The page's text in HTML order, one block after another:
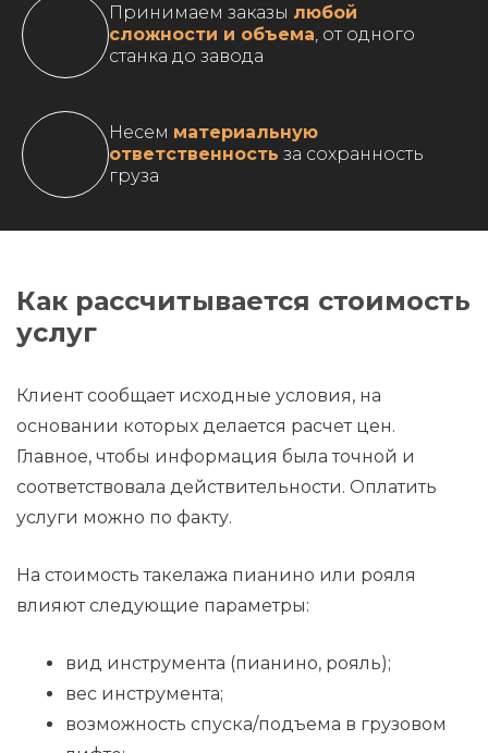
Принимаем заказы любой
сложности и объема , от одного
станка до завода
Несем материальную
ответственность за сохранность
груза
Как рассчитывается стоимость
услуг
Клиент сообщает исходные условия, на
основании которых делается расчет цен.
Главное, чтобы информация была точной и
соответствовала действительности. Оплатить
услуги можно по факту.
На стоимость такелажа пианино или рояля
влияют следующие параметры:
вид инструмента (пианино, рояль);
вес инструмента;
возможность спуска/подъема в грузовом